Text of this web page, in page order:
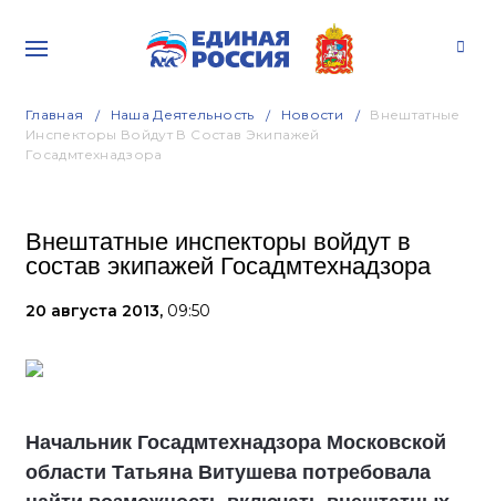
Главная Наша Деятельность Новости
Внештатные
Инспекторы Войдут В Состав Экипажей
Госадмтехнадзора
Внештатные инспекторы войдут в
состав экипажей Госадмтехнадзора
20 августа 2013, 09:50
Начальник Госадмтехнадзора Московской
области Татьяна Витушева потребовала